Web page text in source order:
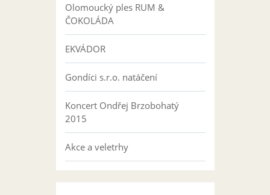
Olomoucký ples RUM &
ČOKOLÁDA
EKVÁDOR
Gondíci s.r.o. natáčení
Koncert Ondřej Brzobohatý
2015
Akce a veletrhy